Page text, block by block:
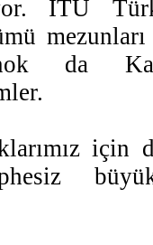
İTÜ
da
için